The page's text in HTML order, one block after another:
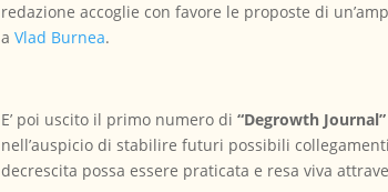
redazione accoglie con favore le proposte di
aVlad Burnea.
E’ poi uscito il primo numero di“Degrowth
nell’auspicio di stabilire futuri possibili
decrescita possa essere praticata e resa viva